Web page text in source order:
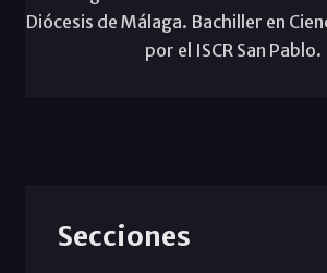
Diócesis de Málaga. Bachiller en
por el ISCR San Pablo.
Secciones